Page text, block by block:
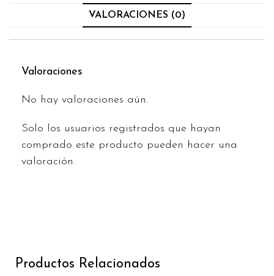
VALORACIONES (0)
Valoraciones
No hay valoraciones aún.
Solo los usuarios registrados que hayan
comprado este producto pueden hacer una
valoración.
Productos Relacionados